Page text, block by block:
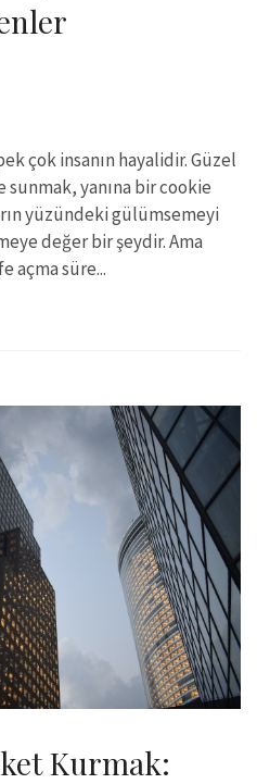
çok insanın hayalidir. Güzel
yanına bir cookie
yüzündeki gülümsemeyi
değer bir şeydir. Ama
açma süre...
Kurmak: